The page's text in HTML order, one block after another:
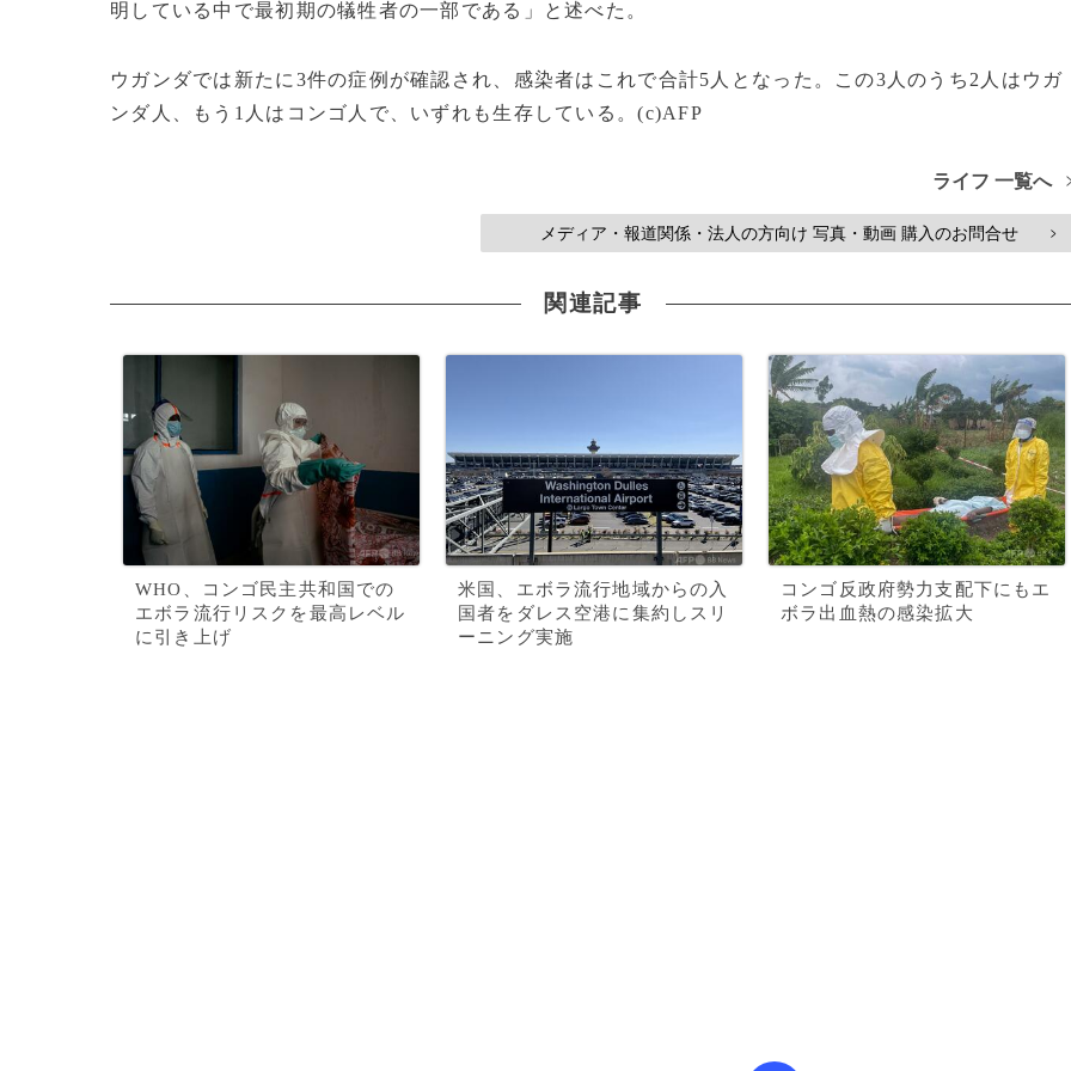
明している中で最初期の犠牲者の一部である」と述べた。
ウガンダでは新たに3件の症例が確認され、感染者はこれで合計5人となった。この3人のうち2人はウガ
ンダ人、もう1人はコンゴ人で、いずれも生存している。(c)AFP
ライフ 一覧へ
メディア・報道関係・法人の方向け 写真・動画 購入のお問合せ >
関連記事
WHO、コンゴ民主共和国での
エボラ流行リスクを最高レベル
に引き上げ
米国、エボラ流行地域からの入
国者をダレス空港に集約しスリ
ーニング実施
コンゴ反政府勢力支配下にもエ
ボラ出血熱の感染拡大